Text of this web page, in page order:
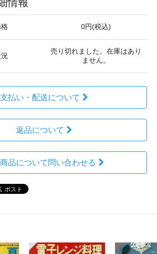
情報
0円(税込)
売り切れました。在庫はあり
ません。
支払い・配送について
返品について
品について問い合わせる